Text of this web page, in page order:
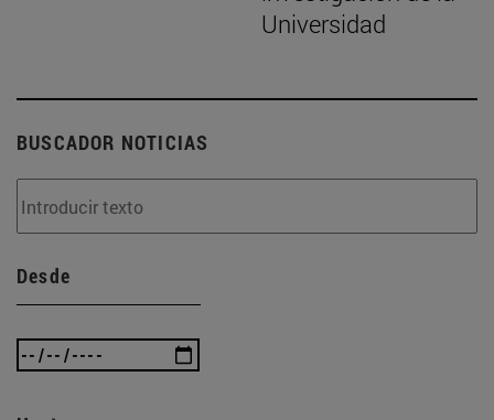
Universidad
BUSCADOR NOTICIAS
Desde